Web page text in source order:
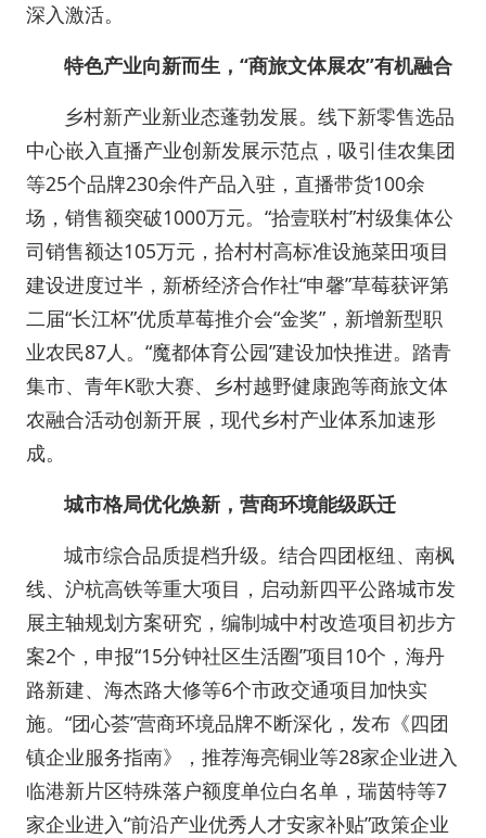
深入激活。
特色产业向新而生，“商旅文体展农”有机融合
乡村新产业新业态蓬勃发展。线下新零售选品
中心嵌入直播产业创新发展示范点，吸引佳农集团
等25个品牌230余件产品入驻，直播带货100余
场，销售额突破1000万元。“拾壹联村”村级集体公
司销售额达105万元，拾村村高标准设施菜田项目
建设进度过半，新桥经济合作社“申馨”草莓获评第
二届“长江杯”优质草莓推介会“金奖”，新增新型职
业农民87人。“魔都体育公园”建设加快推进。踏青
集市、青年K歌大赛、乡村越野健康跑等商旅文体
农融合活动创新开展，现代乡村产业体系加速形
成。
城市格局优化焕新，营商环境能级跃迁
城市综合品质提档升级。结合四团枢纽、南枫
线、沪杭高铁等重大项目，启动新四平公路城市发
展主轴规划方案研究，编制城中村改造项目初步方
案2个，申报“15分钟社区生活圈”项目10个，海丹
路新建、海杰路大修等6个市政交通项目加快实
施。“团心荟”营商环境品牌不断深化，发布《四团
镇企业服务指南》，推荐海亮铜业等28家企业进入
临港新片区特殊落户额度单位白名单，瑞茵特等7
家企业进入“前沿产业优秀人才安家补贴”政策企业